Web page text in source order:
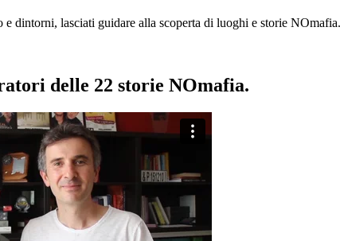
dintorni, lasciati guidare alla scoperta di luoghi e storie NOmafia.
delle 22 storie NOmafia.